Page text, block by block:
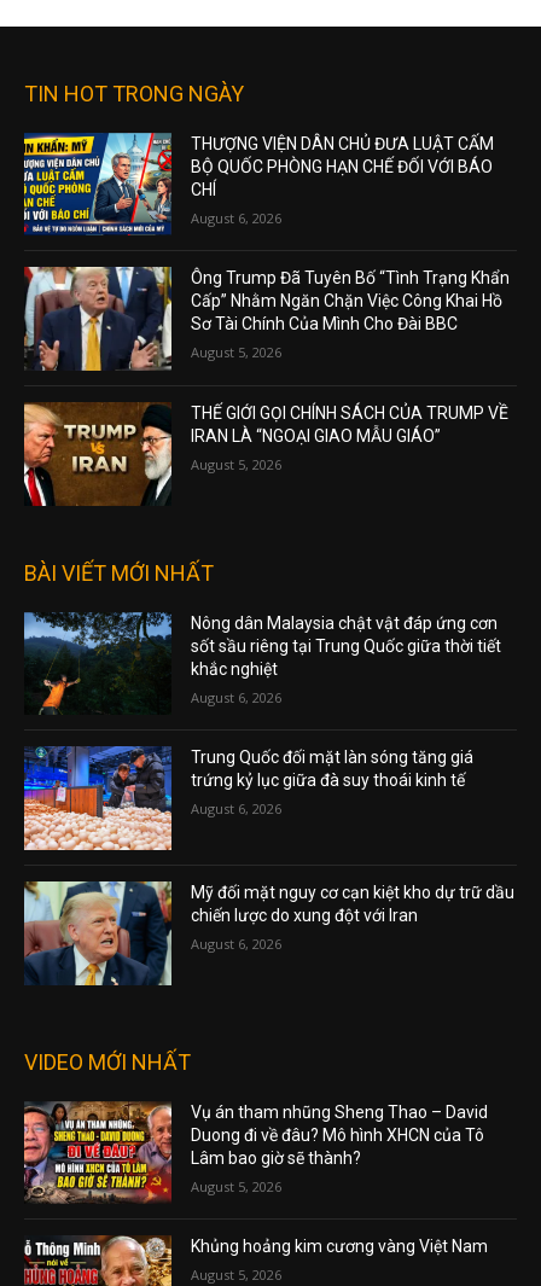
TIN HOT TRONG NGÀY
THƯỢNG VIỆN DÂN CHỦ ĐƯA LUẬT CẤM
BỘ QUỐC PHÒNG HẠN CHẾ ĐỐI VỚI BÁO
CHÍ
August 6, 2026
Ông Trump Đã Tuyên Bố “Tình Trạng Khẩn
Cấp” Nhằm Ngăn Chặn Việc Công Khai Hồ
Sơ Tài Chính Của Mình Cho Đài BBC
August 5, 2026
THẾ GIỚI GỌI CHÍNH SÁCH CỦA TRUMP VỀ
IRAN LÀ “NGOẠI GIAO MẪU GIÁO”
August 5, 2026
BÀI VIẾT MỚI NHẤT
Nông dân Malaysia chật vật đáp ứng cơn
sốt sầu riêng tại Trung Quốc giữa thời tiết
khắc nghiệt
August 6, 2026
Trung Quốc đối mặt làn sóng tăng giá
trứng kỷ lục giữa đà suy thoái kinh tế
August 6, 2026
Mỹ đối mặt nguy cơ cạn kiệt kho dự trữ dầu
chiến lược do xung đột với Iran
August 6, 2026
VIDEO MỚI NHẤT
Vụ án tham nhũng Sheng Thao – David
Duong đi về đâu? Mô hình XHCN của Tô
Lâm bao giờ sẽ thành?
August 5, 2026
Khủng hoảng kim cương vàng Việt Nam
August 5, 2026